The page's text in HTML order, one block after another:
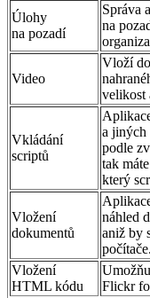
Úlohy
na pozadí
Správa
na
Video
Vloží
velikost
Vkládání
scriptů
a jiných
podle
tak
který
Vložení
dokumentů
náhled
aniž by
Vložení
HTML kódu
Flickr